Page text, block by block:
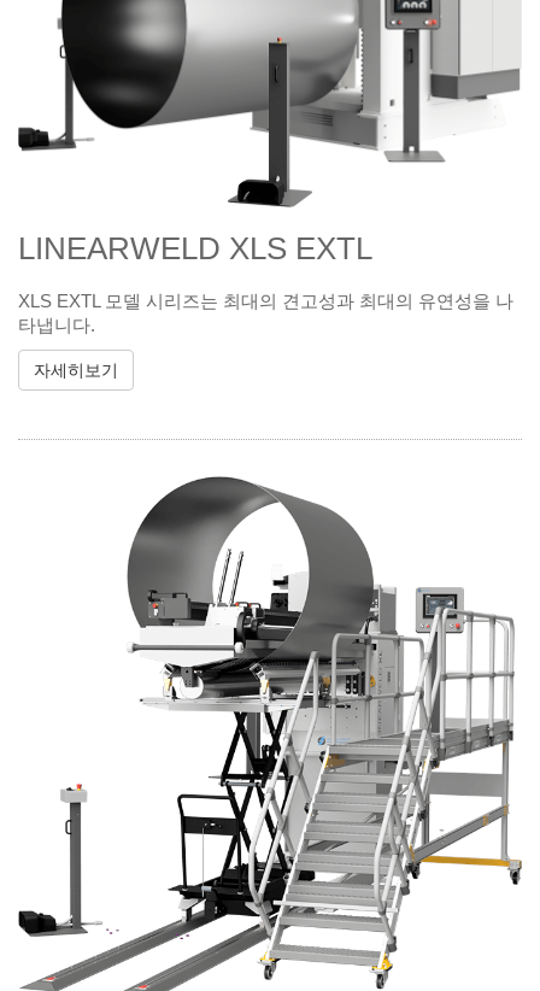
LINEARWELD XLS EXTL
XLS EXTL 모델 시리즈는 최대의 견고성과 최대의 유연성을 나
타냅니다.
자세히보기